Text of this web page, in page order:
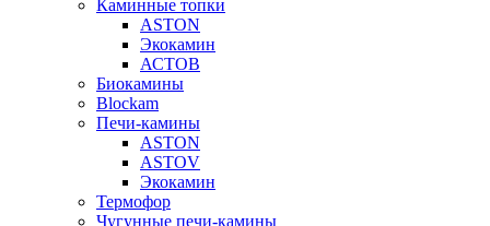
Каминные топки
ASTON
Экокамин
АСТОВ
Биокамины
Blockam
Печи-камины
ASTON
АSTOV
Экокамин
Термофор
Чугунные печи-камины